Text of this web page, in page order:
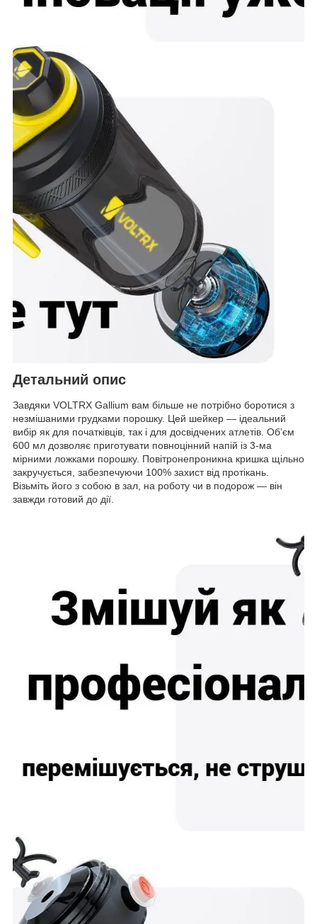
Детальний опис
Завдяки VOLTRX Gallium вам більше не потрібно боротися з
незмішаними грудками порошку. Цей шейкер — ідеальний
вибір як для початківців, так і для досвідчених атлетів. Об’єм
600 мл дозволяє приготувати повноцінний напій із 3-ма
мірними ложками порошку. Повітронепроникна кришка щільно
закручується, забезпечуючи 100% захист від протікань.
Візьміть його з собою в зал, на роботу чи в подорож — він
завжди готовий до дії.